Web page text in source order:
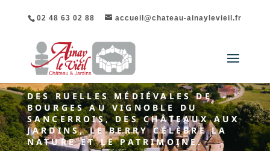
02 48 63 02 88 accueil@chateau-ainaylevieil.fr
DES RUELLES MÉDIÉVALES DE
BOURGES AU VIGNOBLE DU
SANCERROIS, DES CHÂTEAUX AUX
JARDINS, LE BERRY CÉLÈBRE LA
NATURE ET LE PATRIMOINE.